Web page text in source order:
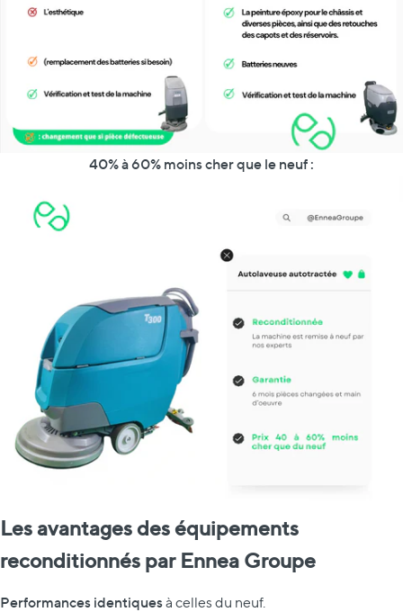
40% à 60% moins cher que le neuf :
Les avantages des équipements
reconditionnés par Ennea Groupe
Performances identiquesà celles du neuf.